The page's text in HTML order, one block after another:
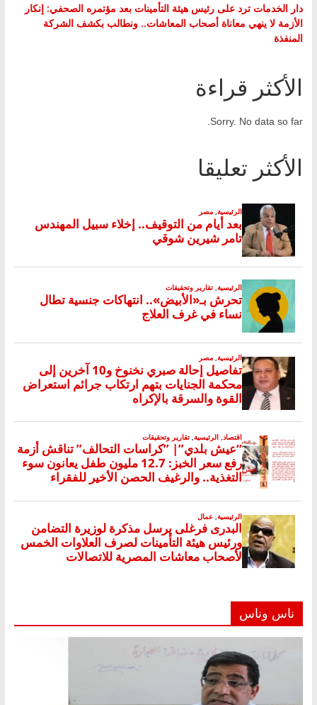
دار الخدمات ترد على رئيس هيئة التأمينات بعد مؤتمره الصحفي: إنكار
الأزمة لا ينهي معاناة أصحاب المعاشات.. ونطالب بكشف الشركة
المنفذة
الأكثر قراءة
Sorry. No data so far.
الأكثر تعليقا
ناس وناس